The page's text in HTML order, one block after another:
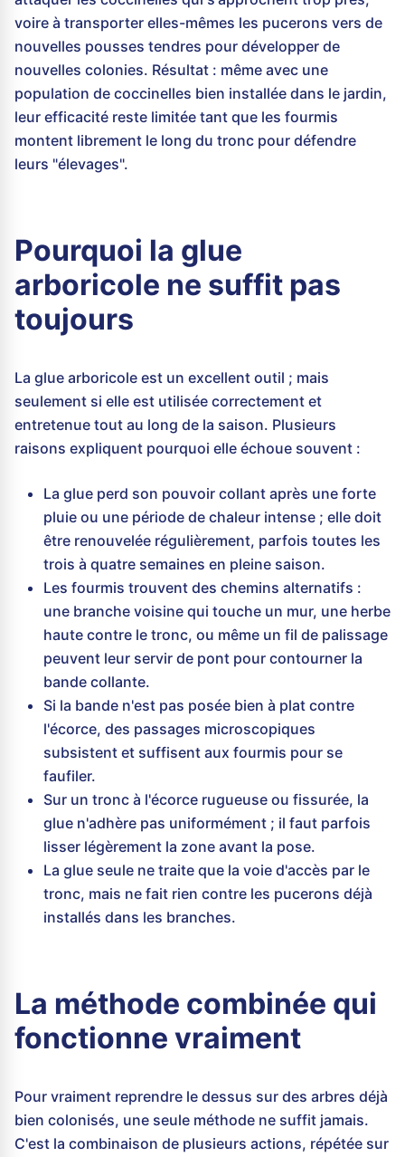
voire à transporter elles-mêmes les pucerons vers de
nouvelles pousses tendres pour développer de
nouvelles colonies. Résultat : même avec une
population de coccinelles bien installée dans le jardin,
leur efficacité reste limitée tant que les fourmis
montent librement le long du tronc pour défendre
leurs "élevages".
Pourquoi la glue
arboricole ne suffit pas
toujours
La glue arboricole est un excellent outil ; mais
seulement si elle est utilisée correctement et
entretenue tout au long de la saison. Plusieurs
raisons expliquent pourquoi elle échoue souvent :
La glue perd son pouvoir collant après une forte
pluie ou une période de chaleur intense ; elle doit
être renouvelée régulièrement, parfois toutes les
trois à quatre semaines en pleine saison.
Les fourmis trouvent des chemins alternatifs :
une branche voisine qui touche un mur, une herbe
haute contre le tronc, ou même un fil de palissage
peuvent leur servir de pont pour contourner la
bande collante.
Si la bande n'est pas posée bien à plat contre
l'écorce, des passages microscopiques
subsistent et suffisent aux fourmis pour se
faufiler.
Sur un tronc à l'écorce rugueuse ou fissurée, la
glue n'adhère pas uniformément ; il faut parfois
lisser légèrement la zone avant la pose.
La glue seule ne traite que la voie d'accès par le
tronc, mais ne fait rien contre les pucerons déjà
installés dans les branches.
La méthode combinée qui
fonctionne vraiment
Pour vraiment reprendre le dessus sur des arbres déjà
bien colonisés, une seule méthode ne suffit jamais.
C'est la combinaison de plusieurs actions, répétée sur